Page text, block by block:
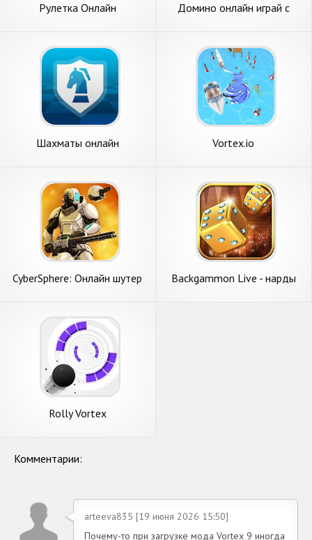
Рулетка Онлайн
Домино онлайн играй с
Шахматы онлайн Vortex.io
CyberSphere: Онлайн шутер
Backgammon Live - нарды
Rolly Vortex
Комментарии:
arteeva835 [19 июня 2026 15:50]
Почему-то при загрузке мода Vortex 9 иногда